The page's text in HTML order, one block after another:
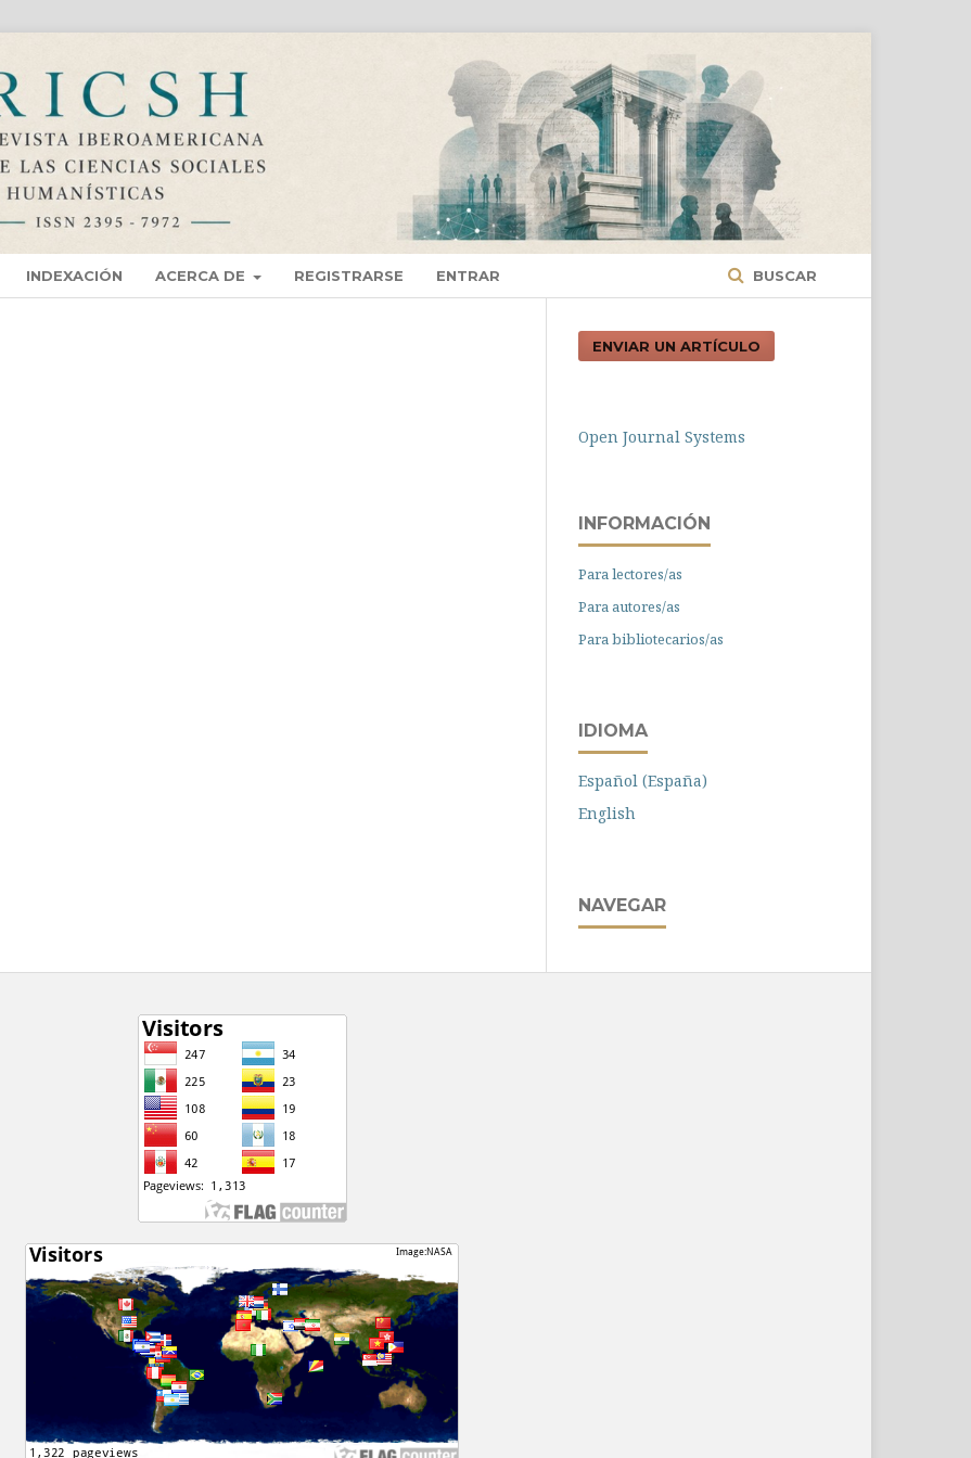
INDEXACIÓN ACERCA DE REGISTRARSE ENTRAR BUSCAR
ENVIAR UN ARTÍCULO
Open Journal Systems
INFORMACIÓN
Para lectores/as
Para autores/as
Para bibliotecarios/as
IDIOMA
Español (España)
English
NAVEGAR